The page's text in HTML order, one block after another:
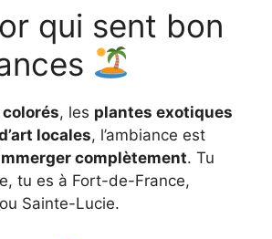
qui sent bon
, les plantes exotiques
locales, l’ambiance est
complètement. Tu
tu es à Fort-de-France,
Sainte-Lucie.